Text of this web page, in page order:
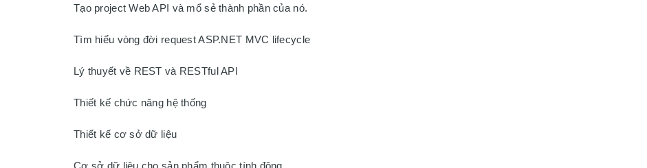
Tạo project Web API và mổ sẻ thành phần của nó.
Tìm hiểu vòng đời request ASP.NET MVC lifecycle
Lý thuyết về REST và RESTful API
Thiết kế chức năng hệ thống
Thiết kế cơ sở dữ liệu